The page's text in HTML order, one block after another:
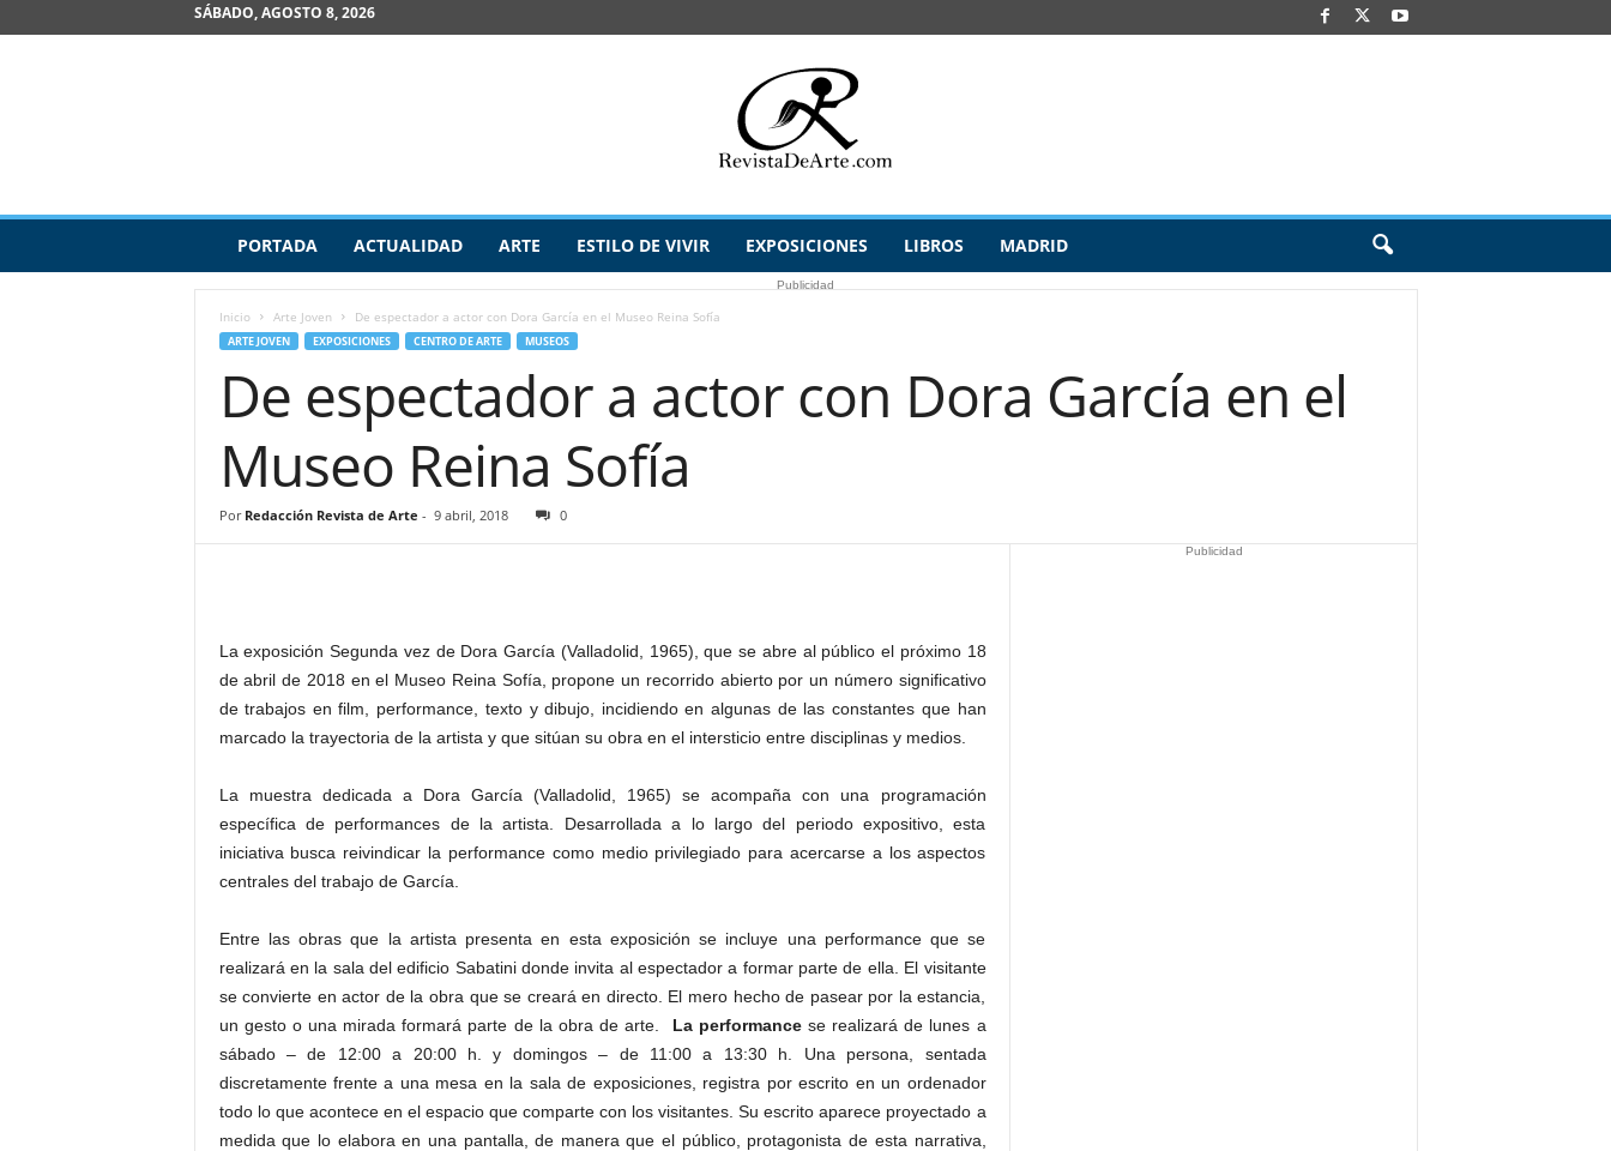
SÁBADO, AGOSTO 8, 2026
v
PORTADA ACTUALIDAD ARTE ESTILO DE VIVIR EXPOSICIONES LIBROS MADRID
Publicidad
Inicio Arte Joven De espectador a actor con Dora García en el Museo Reina Sofía
ARTE JOVEN EXPOSICIONES CENTRO DE ARTE MUSEOS
De espectador a actor con Dora García en el
Museo Reina Sofía
Por Redacción Revista de Arte - 9 abril, 2018 0
La exposición Segunda vez de Dora García (Valladolid, 1965), que se abre al público el próximo 18
de abril de 2018 en el Museo Reina Sofía, propone un recorrido abierto por un número significativo
de trabajos en film, performance, texto y dibujo, incidiendo en algunas de las constantes que han
marcado la trayectoria de la artista y que sitúan su obra en el intersticio entre disciplinas y medios.
La muestra dedicada a Dora García (Valladolid, 1965) se acompaña con una programación
específica de performances de la artista. Desarrollada a lo largo del periodo expositivo, esta
iniciativa busca reivindicar la performance como medio privilegiado para acercarse a los aspectos
centrales del trabajo de García.
Entre las obras que la artista presenta en esta exposición se incluye una performance que se
realizará en la sala del edificio Sabatini donde invita al espectador a formar parte de ella. El visitante
se convierte en actor de la obra que se creará en directo. El mero hecho de pasear por la estancia,
un gesto o una mirada formará parte de la obra de arte. La performancese realizará de lunes a
sábado – de 12:00 a 20:00 h. y domingos – de 11:00 a 13:30 h. Una persona, sentada
discretamente frente a una mesa en la sala de exposiciones, registra por escrito en un ordenador
todo lo que acontece en el espacio que comparte con los visitantes. Su escrito aparece proyectado a
medida que lo elabora en una pantalla, de manera que el público, protagonista de esta narrativa,
Publicidad